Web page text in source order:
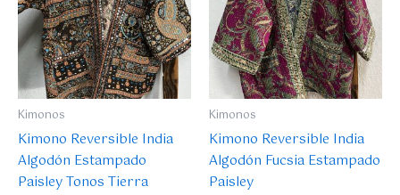
Kimonos
Kimono Reversible India
Algodón Estampado
Paisley Tonos Tierra
Kimonos
Kimono Reversible India
Algodón Fucsia Estampado
Paisley